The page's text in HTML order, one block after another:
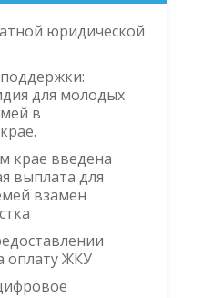
юридической
для молодых
в
крае введена
выплата для
взамен
оплату ЖКУ